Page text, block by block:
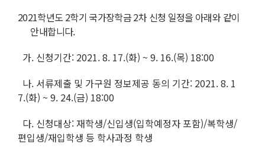
2021학년도 2학기 국가장학금 2차 신청 일정을 아래와 같이
안내합니다.
가. 신청기간: 2021. 8. 17.(화) ~ 9. 16.(목) 18:00
나. 서류제출 및 가구원 정보제공 동의 기간: 2021. 8. 1
7.(화) ~ 9. 24.(금) 18:00
다. 신청대상: 재학생/신입생(입학예정자 포함)/복학생/
편입생/재입학생 등 학사과정 학생